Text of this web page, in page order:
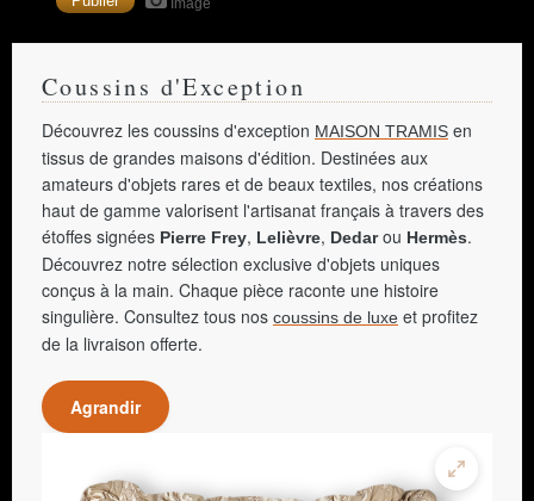
Coussins d'Exception
Découvrez les coussins d'exception MAISON TRAMIS en
tissus de grandes maisons d'édition. Destinées aux
amateurs d'objets rares et de beaux textiles, nos créations
haut de gamme valorisent l'artisanat français à travers des
étoffes signées Pierre Frey, Lelièvre, Dedarou Hermès.
Découvrez notre sélection exclusive d'objets uniques
conçus à la main. Chaque pièce raconte une histoire
singulière. Consultez tous nos coussins de luxe et profitez
de la livraison offerte.
Agrandir